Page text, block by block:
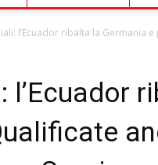
l’Ecuador ribalta la Germania
l’Ecuador